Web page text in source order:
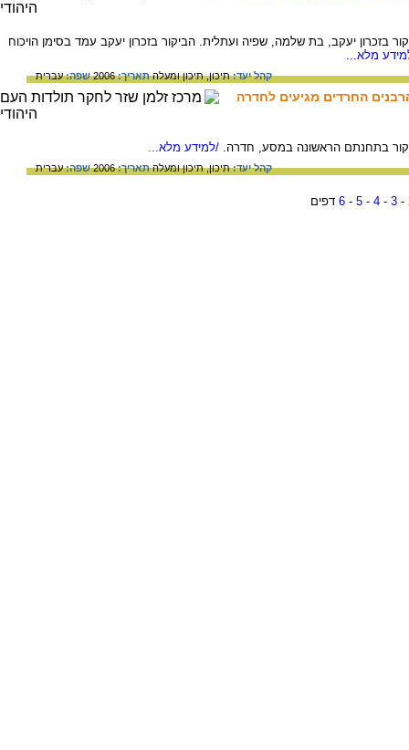
יעקב, בת שלמה, שפיה ועתלית. הביקור בזכרון יעקב עמד בסימן הויכוח
מלא...
קהל יעד:תיכון,תיכון ומעלהתאריך:2006 שפה:עברית
החרדים מגיעים לחדרה
בתחנתם הראשונה במסע, חדרה. /למידע מלא...
קהל יעד:תיכון,תיכון ומעלהתאריך:2006 שפה:עברית
-
3
-
4
-
5
-
6 דפים